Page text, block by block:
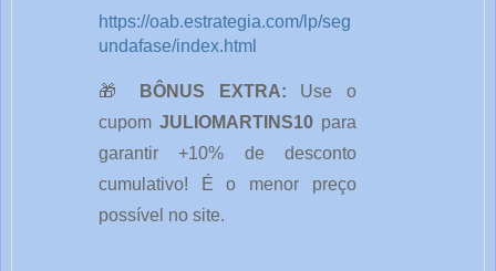
https://oab.estrategia.com/lp/seg
undafase/index.html
🎁 BÔNUS EXTRA: Use o
cupom JULIOMARTINS10 para
garantir +10% de desconto
cumulativo! É o menor preço
possível no site.